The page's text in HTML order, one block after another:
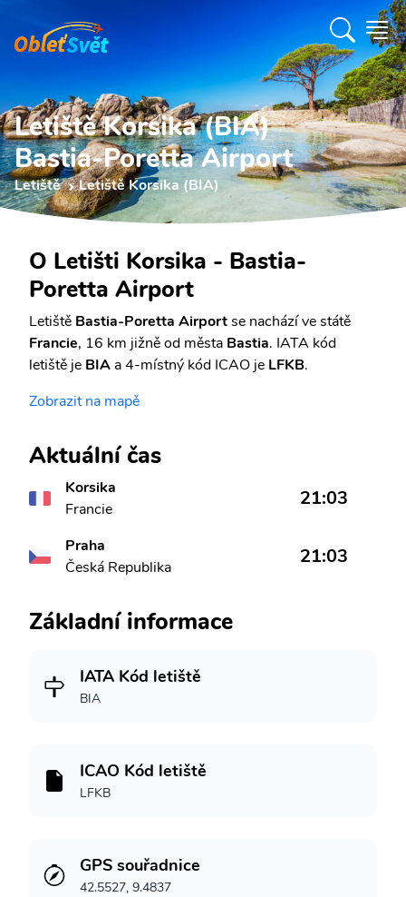
Letiště Korsika (BIA)
Bastia-Poretta Airport
Letiště Letiště Korsika (BIA)
O Letišti Korsika - Bastia-
Poretta Airport
Letiště Bastia-Poretta Airportse nachází ve státě
Francie, 16 km jižně od města Bastia. IATA kód
letiště je BIA a 4-místný kód ICAO je LFKB.
Zobrazit na mapě
Aktuální čas
Korsika
Francie
21:03
Praha
Česká Republika
21:03
Základní informace
IATA Kód letiště
BIA
ICAO Kód letiště
LFKB
GPS souřadnice
42.5527, 9.4837